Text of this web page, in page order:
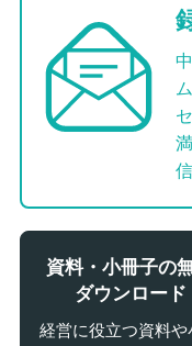
資料・小冊子の
ダウンロード
経営に役立つ資料や